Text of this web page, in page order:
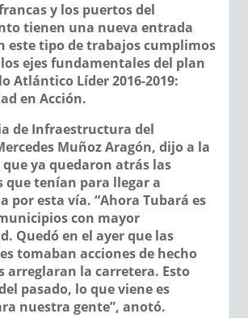
y los puertos del
tienen una nueva entrada
este tipo de trabajos cumplimos
ejes fundamentales del plan
Atlántico Líder 2016-2019:
en Acción.
de Infraestructura del
Muñoz Aragón, dijo a la
ya quedaron atrás las
tenían para llegar a
por esta vía. “Ahora Tubará es
con mayor
Quedó en el ayer que las
tomaban acciones de hecho
arreglaran la carretera. Esto
pasado, lo que viene es
nuestra gente”, anotó.